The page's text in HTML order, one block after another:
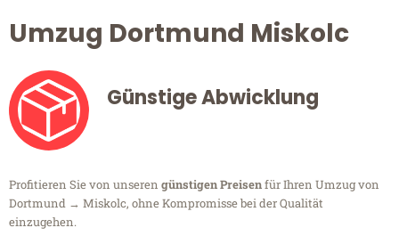
Umzug Dortmund Miskolc
Günstige Abwicklung
Profitieren Sie von unseren günstigen Preisenfür Ihren Umzug von
Dortmund → Miskolc, ohne Kompromisse bei der Qualität
einzugehen.